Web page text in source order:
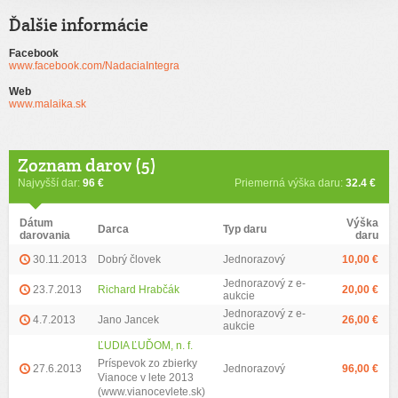
Ďalšie informácie
Facebook
www.facebook.com/NadaciaIntegra
Web
www.malaika.sk
Zoznam darov (5)
Najvyšší dar: 96 € Priemerná výška daru: 32.4 €
Dátum
darovania
Darca Typ daru
Výška
daru
30.11.2013
Dobrý človek Jednorazový 10,00 €
23.7.2013 Richard Hrabčák
Jednorazový z e-
aukcie
20,00 €
4.7.2013 Jano Jancek
Jednorazový z e-
aukcie
26,00 €
27.6.2013
ĽUDIA ĽUĎOM, n. f.
Príspevok zo zbierky
Vianoce v lete 2013
(www.vianocevlete.sk)
Jednorazový 96,00 €